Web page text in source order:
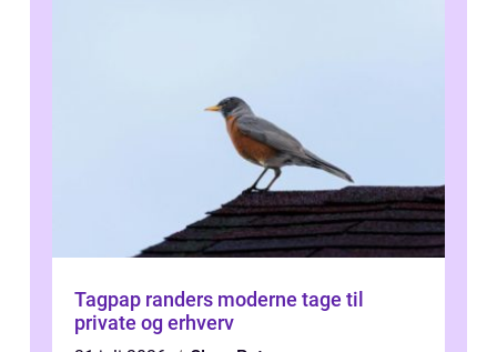
Tagpap randers moderne tage til
private og erhverv